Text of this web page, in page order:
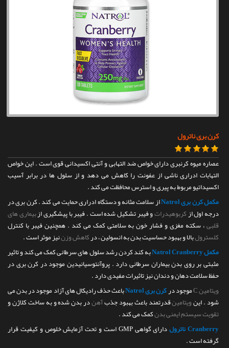
کرن بری ناترول
عصاره میوه کرنبری دارای خواص ضد التهابی و آنتی اکسیدانی قوی است . این خواص
التهابات ادراری ناشی از عفونت را کاهش می دهد و از سلول ها در برابر آسیب
اکسیداتیو مربوط به پیری و استرس محافظت می کند .
مکمل کرن بری Natrol
از سلامت مثانه و دستگاه ادراری حمایت می کند . کرن بری در
درجه اول ازکربوهیدراتو فیبر تشکیل شده است . فیبر با پیشگیری ازبیماری های
قلبی، سکته مغزی و فشار خون به سلامتی کمک می کند . همچنین فیبر با کنترل
کلسترولبالا و بهبود حساسیت بدن به انسولین ، درکاهش وزننیز موثر است .
مکمل Natrol Cranberry
به کند کردن رشد سلول های سرطانی کمک می کند و تاثیر
مثبتی بر روی بدن بیماران سرطانی دارد . پروآنتوسیانیدین موجود در کرن بری در
حفظ سلامت دهان و دندان نیز تاثیرات مفیدی دارد .
ویتامین C موجود درکرن بری Natrol
باعث حذف رادیکال های آزاد موجود در بدن می
شود . اینویتامینقدرتمند باعث بهبود جذبآهندر بدن شده و به ساخت کلاژن و
تقویت سیستم ایمنی بدنکمک می کند .
Cranberry ناترول
دارای گواهی GMP است و تحت آزمایش خلوص و کیفیت قرار
گرفته است .